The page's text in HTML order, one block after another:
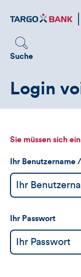
zum
Suche
Login
Sie müssen sich
Ihr Benutzername
Ihr Passwort